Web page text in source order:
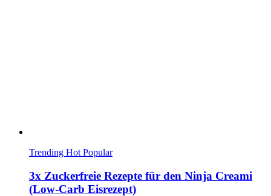
Trending Hot Popular
3x Zuckerfreie Rezepte für den Ninja Creami
(Low-Carb Eisrezept)